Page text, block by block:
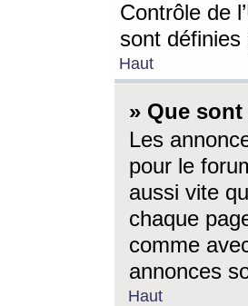
Contrôle de
sont définies
Haut
» Que
Les
pour le
aussi vite
chaque
comme
annonces
Haut